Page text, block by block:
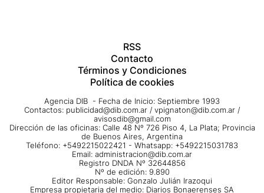
RSS
Contacto
Términos y Condiciones
Política de cookies
Agencia DIB - Fecha de Inicio: Septiembre 1993
Contactos: publicidad@dib.com.ar / vpignaton@dib.com.ar /
avisosdib@gmail.com
Dirección de las oficinas: Calle 48 Nº 726 Piso 4, La Plata; Provincia
de Buenos Aires, Argentina
Teléfono: +5492215022421 - Whatsapp: +5492215031783
Email: administracion@dib.com.ar
Registro DNDA Nº 32644856
Nº de edición: 9.890
Editor Responsable: Gonzalo Julián Irazoqui
Empresa propietaria del medio: Diarios Bonaerenses SA